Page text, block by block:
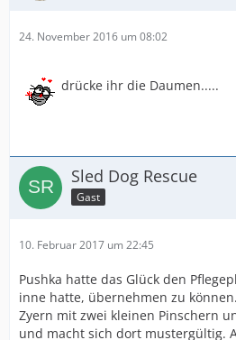
24. November 2016 um 08:02
drücke ihr die Daumen.....
Sled Dog Rescue
Gast
10. Februar 2017 um 22:45
Pushka hatte das Glück den
inne hatte, übernehmen zu
Zyern mit zwei kleinen Pinschern
und macht sich dort mustergültig.